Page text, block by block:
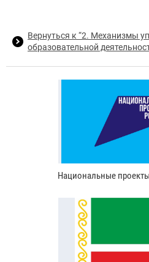
Вернуться к “2. Механизмы
образовательной
Национальные